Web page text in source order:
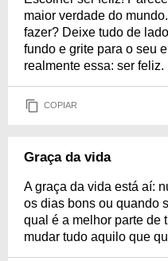
maior verdade do
fazer? Deixe tudo de
fundo e grite para o seu
realmente essa: ser feliz.
COPIAR
Graça da vida
A graça da vida está aí:
os dias bons ou quando
qual é a melhor parte de
mudar tudo aquilo que